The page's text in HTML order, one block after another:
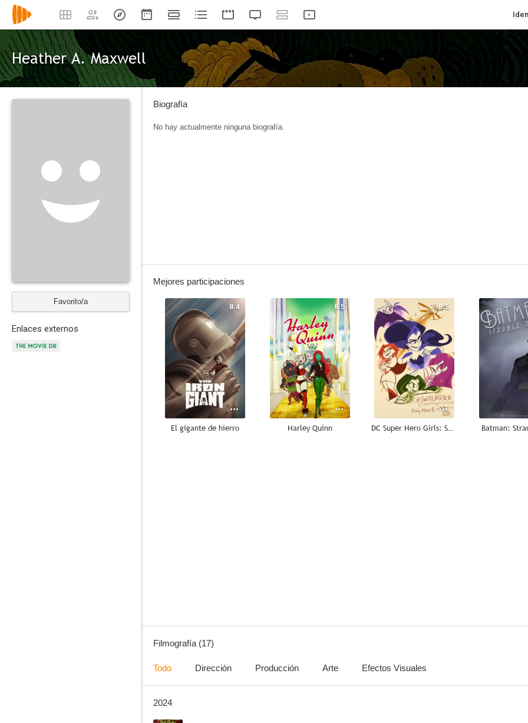
Heather A. Maxwell
Favorito/a
Enlaces externos
Biografía
No hay actualmente ninguna biografía.
Mejores participaciones
8.4
El gigante de hierro
8.5
Harley Quinn
8.5
DC Super Hero Girls: Sweet Justice Batman:
La legión de superhéroes
Filmografía (17)
Todo Dirección Producción Arte Efectos Visuales
2024